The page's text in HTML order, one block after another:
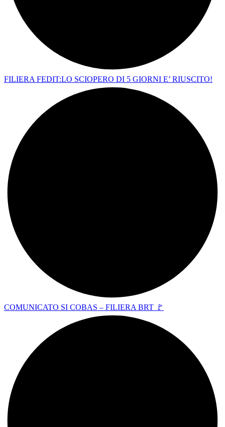
FILIERA FEDIT:LO SCIOPERO DI 5 GIORNI E’ RIUSCITO!
COMUNICATO SI COBAS – FILIERA BRT 🚩